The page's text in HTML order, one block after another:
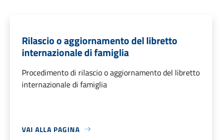
Rilascio o aggiornamento del libretto
internazionale di famiglia
Procedimento di rilascio o aggiornamento del libretto
internazionale di famiglia
VAI ALLA PAGINA